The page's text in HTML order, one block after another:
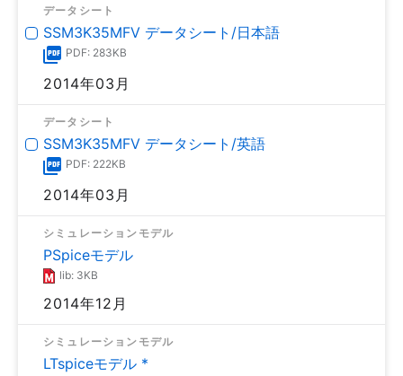
データシート
SSM3K35MFV データシート/日本語
PDF: 283KB
2014年03月
データシート
SSM3K35MFV データシート/英語
PDF: 222KB
2014年03月
シミュレーションモデル
PSpiceモデル
lib: 3KB
2014年12月
シミュレーションモデル
LTspiceモデル *